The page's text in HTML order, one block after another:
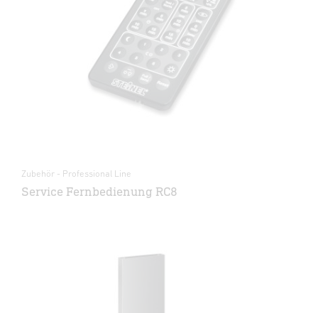
Zubehör - Professional Line
Service Fernbedienung RC8